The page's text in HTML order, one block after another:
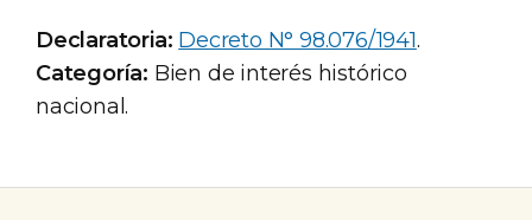
Declaratoria: Decreto N° 98.076/1941.
Categoría: Bien de interés histórico
nacional.